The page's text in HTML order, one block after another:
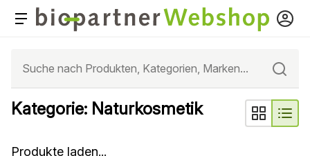
Kategorie: Naturkosmetik
Produkte laden...